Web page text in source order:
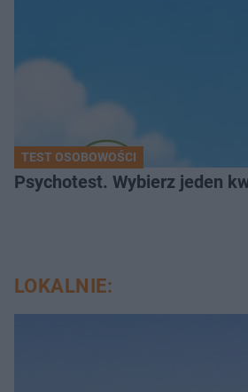
TEST OSOBOWOŚCI
Psychotest. Wybierz jeden
LOKALNIE: